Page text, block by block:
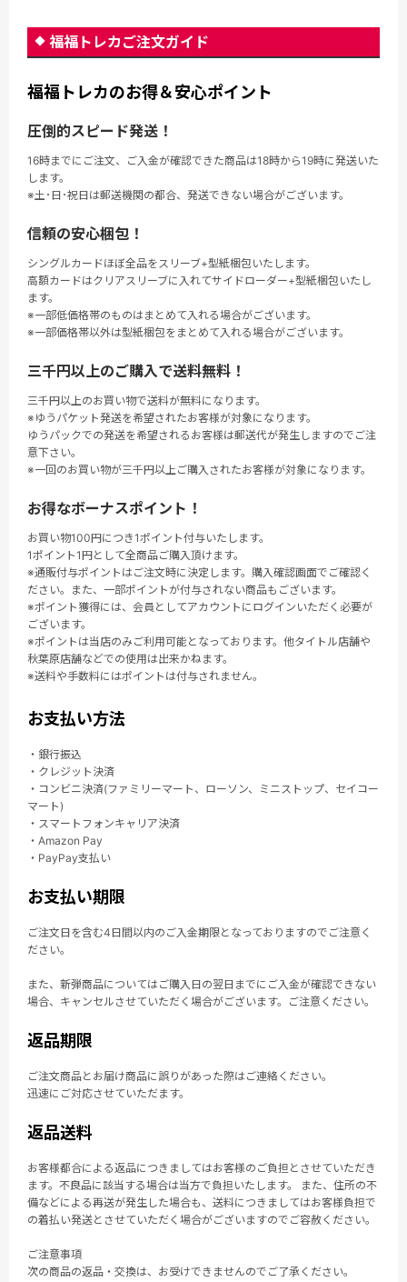
福福トレカご注文ガイド
福福トレカのお得＆安心ポイント
圧倒的スピード発送！
16時までにご注文、ご入金が確認できた商品は18時から19時に発送いた
します。
※土･日･祝日は郵送機関の都合、発送できない場合がございます。
信頼の安心梱包！
シングルカードほぼ全品をスリーブ+型紙梱包いたします。
高額カードはクリアスリーブに入れてサイドローダー+型紙梱包いたし
ます。
※一部低価格帯のものはまとめて入れる場合がございます。
※一部価格帯以外は型紙梱包をまとめて入れる場合がございます。
三千円以上のご購入で送料無料！
三千円以上のお買い物で送料が無料になります。
※ゆうパケット発送を希望されたお客様が対象になります。
ゆうパックでの発送を希望されるお客様は郵送代が発生しますのでご注
意下さい。
※一回のお買い物が三千円以上ご購入されたお客様が対象になります。
お得なボーナスポイント！
お買い物100円につき1ポイント付与いたします。
1ポイント1円として全商品ご購入頂けます。
※通販付与ポイントはご注文時に決定します。購入確認画面でご確認く
ださい。また、一部ポイントが付与されない商品もございます。
※ポイント獲得には、会員としてアカウントにログインいただく必要が
ございます。
※ポイントは当店のみご利用可能となっております。他タイトル店舗や
秋葉原店舗などでの使用は出来かねます。
※送料や手数料にはポイントは付与されません。
お支払い方法
・銀行振込
・クレジット決済
・コンビニ決済(ファミリーマート、ローソン、ミニストップ、セイコー
マート)
・スマートフォンキャリア決済
・Amazon Pay
・PayPay支払い
お支払い期限
ご注文日を含む4日間以内のご入金期限となっておりますのでご注意く
ださい。
また、新弾商品についてはご購入日の翌日までにご入金が確認できない
場合、キャンセルさせていただく場合がございます。ご注意ください。
返品期限
ご注文商品とお届け商品に誤りがあった際はご連絡ください。
迅速にご対応させていただます。
返品送料
お客様都合による返品につきましてはお客様のご負担とさせていただき
ます。不良品に該当する場合は当方で負担いたします。 また、住所の不
備などによる再送が発生した場合も、送料につきましてはお客様負担で
の着払い発送とさせていただく場合がございますのでご容赦ください。
ご注意事項
次の商品の返品・交換は、お受けできませんのでご了承ください。